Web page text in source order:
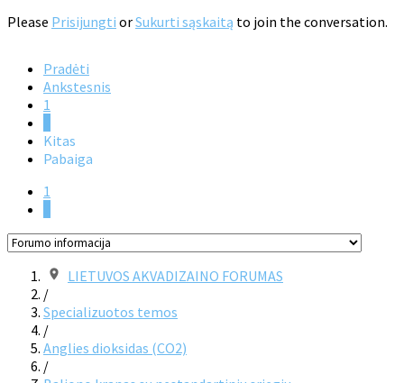
Please Prisijungti orSukurti sąskaitą to join the conversation.
Pradėti
Ankstesnis
1
Kitas
Pabaiga
1
LIETUVOS AKVADIZAINO FORUMAS
/
Specializuotos temos
/
Anglies dioksidas (CO2)
/